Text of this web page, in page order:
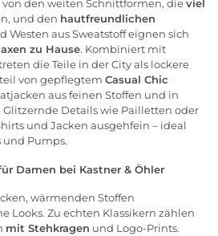
den weiten Schnittformen, dieviel
und den hautfreundlichen
Westen aus Sweatstoff eignen sich
zu Hause. Kombiniert mit
die Teile in der City als lockere
von gepflegtem Casual Chic
aus feinen Stoffen und in
Details wie Pailletten oder
und Jacken ausgehfein – ideal
und Pumps.
Damen bei Kastner & Öhler
wärmenden Stoffen
Looks. Zu echten Klassikern zählen
mit Stehkragen und Logo-Prints.